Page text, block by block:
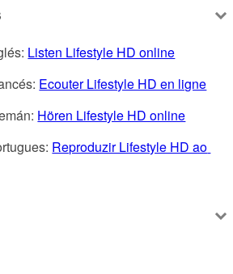
Listen Lifestyle HD online
Ecouter Lifestyle HD en ligne
Hören Lifestyle HD online
Reproduzir Lifestyle HD ao